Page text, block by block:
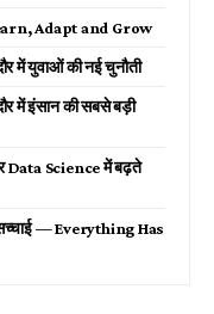
Adapt and Grow
में युवाओं की नई चुनौती
में इंसान की सबसे बड़ी
Science में बढ़ते
— Everything Has